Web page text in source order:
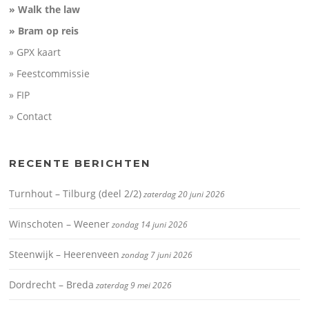
» Walk the law
» Bram op reis
» GPX kaart
» Feestcommissie
» FIP
» Contact
RECENTE BERICHTEN
Turnhout – Tilburg (deel 2/2)zaterdag 20 juni 2026
Winschoten – Weenerzondag 14 juni 2026
Steenwijk – Heerenveen zondag 7 juni 2026
Dordrecht – Breda zaterdag 9 mei 2026